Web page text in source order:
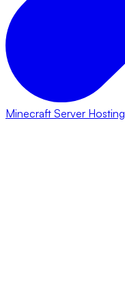
Minecraft Server Hosting